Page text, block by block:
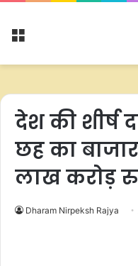
Menu
देश की शीर्ष
छह का
लाख करोड़
Dharam Nirpeksh Rajya